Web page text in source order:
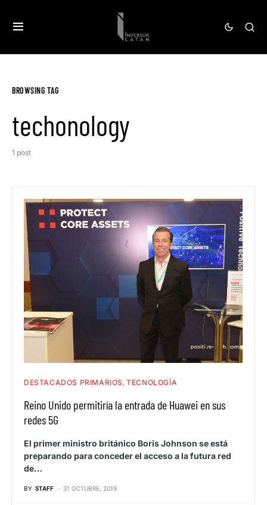
BROWSING TAG
techonology
1 post
DESTACADOS PRIMARIOS TECNOLOGÍA
Reino Unido permitiría la entrada de Huawei en sus
redes 5G
El primer ministro británico Boris Johnson se está
preparando para conceder el acceso a la futura red
de…
BY STAFF 31 OCTUBRE, 2019